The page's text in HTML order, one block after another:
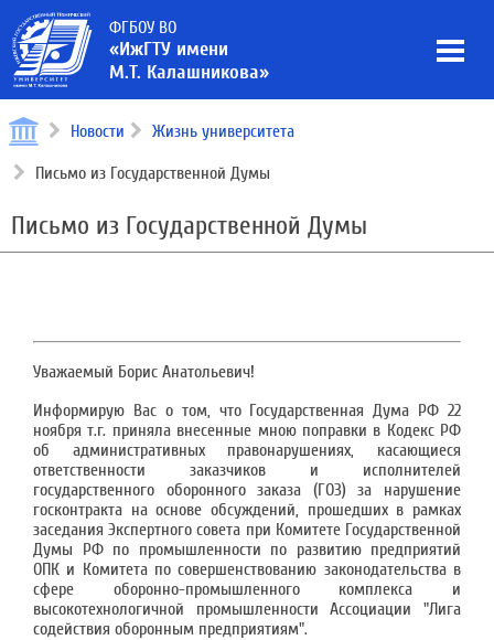
ФГБОУ ВО
«ИжГТУ имени
М.Т. Калашникова»
Новости Жизнь университета
Письмо из Государственной Думы
Письмо из Государственной Думы
Уважаемый Борис Анатольевич!
Информирую Вас о том, что Государственная Дума РФ 22
ноября т.г. приняла внесенные мною поправки в Кодекс РФ
об административных правонарушениях, касающиеся
ответственности заказчиков и исполнителей
государственного оборонного заказа (ГОЗ) за нарушение
госконтракта на основе обсуждений, прошедших в рамках
заседания Экспертного совета при Комитете Государственной
Думы РФ по промышленности по развитию предприятий
ОПК и Комитета по совершенствованию законодательства в
сфере оборонно-промышленного комплекса и
высокотехнологичной промышленности Ассоциации "Лига
содействия оборонным предприятиям".